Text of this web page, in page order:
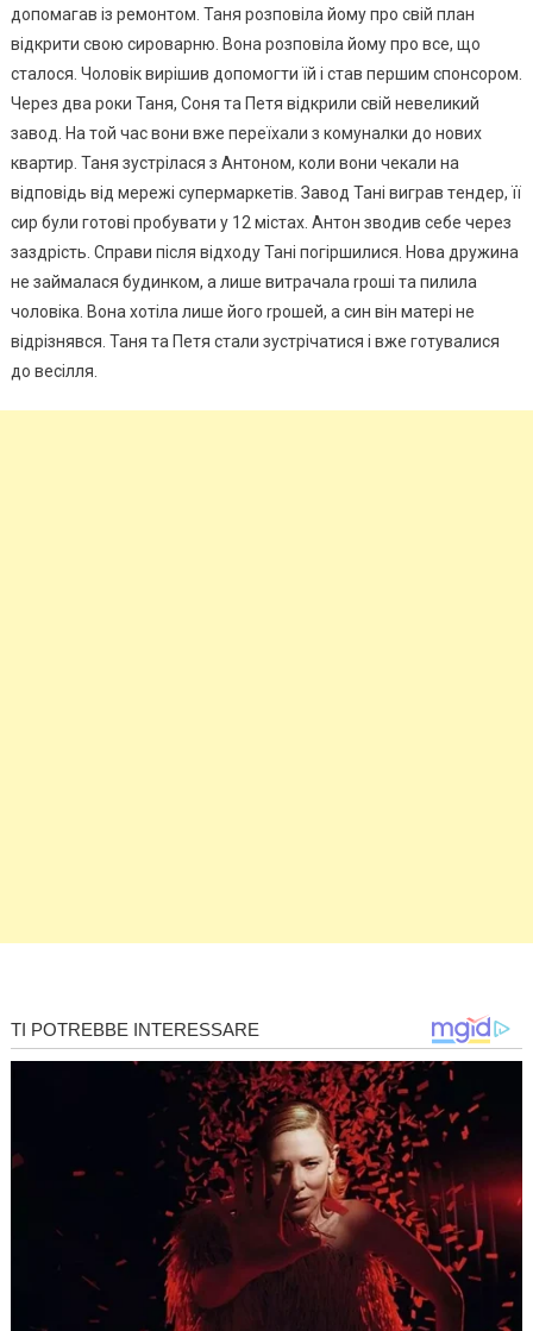
допомагав із ремонтом. Таня розповіла йому про свій план
відкрити свою сироварню. Вона розповіла йому про все, що
сталося. Чоловік вирішив допомогти їй і став першим спонcором.
Через два роки Таня, Соня та Петя відкрили свій невеликий
завод. На той час вони вже переїхали з комуналки до нових
квартир. Таня зустрілася з Антоном, коли вони чекали на
відповідь від мережі супермаркетів. Завод Тані виграв тeндер, її
сир були готові пробувати у 12 містах. Антон зводив себе через
заздрicть. Справи після відходу Тані погіршилися. Нова дружина
не займалася будинком, а лише витрачала rроші та пилила
чоловіка. Вона хотіла лише його rрошей, а син він матері не
відрізнявся. Таня та Петя стали зустрічатися і вже готувалися
до весiлля.